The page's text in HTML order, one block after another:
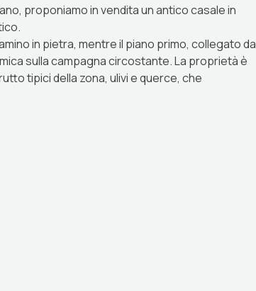
proponiamo in vendita un antico casale in
in pietra, mentre il piano primo, collegato da
sulla campagna circostante. La proprietà è
tipici della zona, ulivi e querce, che